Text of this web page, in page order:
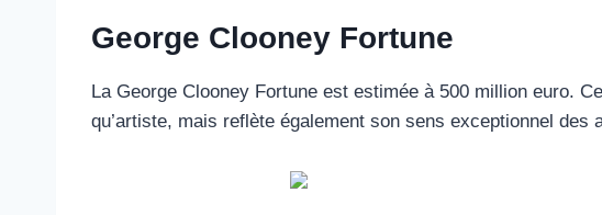
George Clooney Fortune
La George Clooney Fortune est estimée à 500 million euro.
qu’artiste, mais reflète également son sens exceptionnel des